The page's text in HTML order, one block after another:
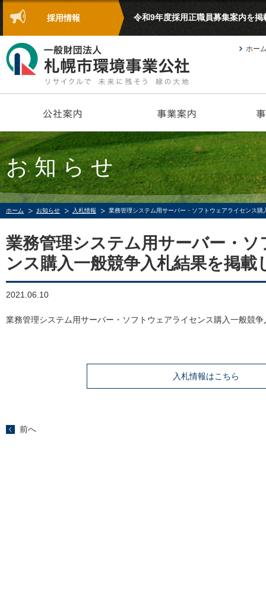
採用情報 令和9年度採用正職員募集案内を
ホー
お知らせ
ホーム お知らせ 入札情報 業務管理システム用サーバー・ソフトウェアライセンス
業務管理システム用サーバー・
ンス購入一般競争入札結果を掲載
2021.06.10
業務管理システム用サーバー・ソフトウェアライセンス購入一般競
入札情報はこちら
前へ